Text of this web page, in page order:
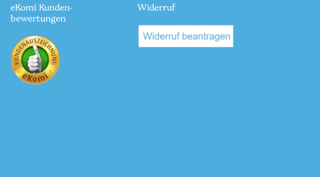
eKomi Kunden-
bewertungen
Widerruf